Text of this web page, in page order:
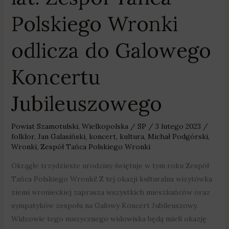
Polskiego Wronki
odlicza do Galowego
Koncertu
Jubileuszowego
Powiat Szamotulski, Wielkopolska/ SP / 3 lutego 2023 /
folklor, Jan Galasiński, koncert, kultura, Michał Podgórski,
Wronki, Zespół Tańca Polskiego Wronki
Okrągłe trzydzieste urodziny świętuje w tym roku Zespół
Tańca Polskiego Wronki! Z tej okazji kulturalna wizytówka
ziemi wronieckiej zaprasza wszystkich mieszkańców oraz
sympatyków zespołu na Galowy Koncert Jubileuszowy.
Widzowie tego muzycznego widowiska będą mieli okazję
Jubileuszowego